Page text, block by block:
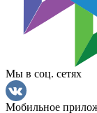
Мы в соц. сетях
Мобильное